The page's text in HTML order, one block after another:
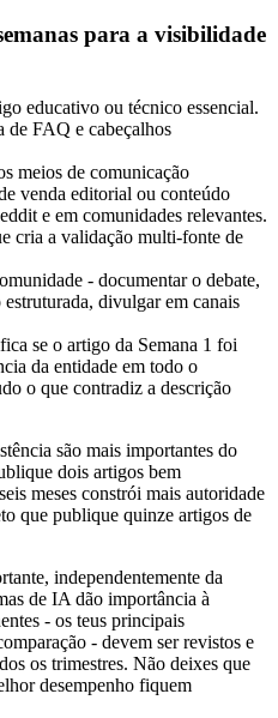
para a visibilidade
educativo ou técnico essencial.
de FAQ e cabeçalhos
meios de comunicação
venda editorial ou conteúdo
e em comunidades relevantes.
cria a validação multi-fonte de
- documentar o debate,
divulgar em canais
se o artigo da Semana 1 foi
da entidade em todo o
o que contradiz a descrição
são mais importantes do
dois artigos bem
meses constrói mais autoridade
que publique quinze artigos de
independentemente da
de IA dão importância à
- os teus principais
- devem ser revistos e
os trimestres. Não deixes que
desempenho fiquem